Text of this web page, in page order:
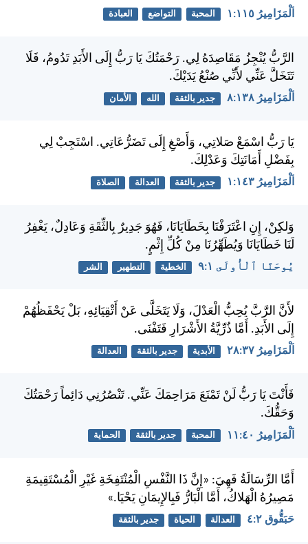
اَلْمَزَامِيرُ ١١٥:‏١ المحبة التواضع العبادة
الرَّبُّ يُنْجِزُ مَقَاصِدَهُ لِي. رَحْمَتُكَ يَا رَبُّ إِلَى الأَبَدِ تَدُومُ، فَلَا
تَتَخَلَّ عَنِّي لأَنِّي صُنْعُ يَدَيْكَ.
اَلْمَزَامِيرُ ١٣٨:‏٨ جدير بالثقة الله الأمان
يَا رَبُّ اسْمَعْ صَلاتِي، وَأَصْغِ إِلَى تَضَرُّعَاتِي. اسْتَجِبْ لِي
بِفَضْلِ أَمَانَتِكَ وَعَدْلِكَ.
اَلْمَزَامِيرُ ١٤٣:‏١ جدير بالثقة العدالة الصلاة
وَلكِنْ، إِنِ اعْتَرَفْنَا بِخَطَايَانَا، فَهُوَ جَدِيرٌ بِالثِّقَةِ وَعَادِلٌ، يَغْفِرُ
لَنَا خَطَايَانَا وَيُطَهِّرُنَا مِنْ كُلِّ إِثْمٍ.
يُوحَنَّا ٱلْأُولَى ١:‏٩ الخطية التطهير الشر
لأَنَّ الرَّبَّ يُحِبُّ الْعَدْلَ، وَلَا يَتَخَلَّى عَنْ أَتْقِيَائِهِ، بَلْ يَحْفَظُهُمْ
إِلَى الأَبَدِ. أَمَّا ذُرِّيَّةُ الأَشْرَارِ فَتَفْنَى.
اَلْمَزَامِيرُ ٣٧:‏٢٨ الأبدية جدير بالثقة العدالة
فَأَنْتَ يَا رَبُّ لَنْ تَمْنَعَ مَرَاحِمَكَ عَنِّي. تَنْصُرُنِي دَائِماً رَحْمَتُكَ
وَحَقُّكَ.
اَلْمَزَامِيرُ ٤٠:‏١١ المحبة جدير بالثقة الحماية
أَمَّا الرِّسَالَةُ فَهِيَ: «إِنَّ ذَا النَّفْسِ الْمُنْتَفِخَةِ غَيْرِ الْمُسْتَقِيمَةِ
مَصِيرُهُ الْهَلاكُ، أَمَّا الْبَارُّ فَبِالإِيمَانِ يَحْيَا.»
حَبَقُّوق ٢:‏٤ العدالة الحياة جدير بالثقة